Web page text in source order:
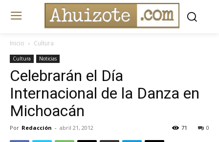
Inicio Cultura
Cultura Noticias
Celebrarán el Día
Internacional de la Danza en
Michoacán
Por Redacción - abril 21, 2012 0
71